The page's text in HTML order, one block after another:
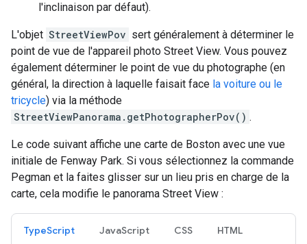
l'inclinaison par défaut).
L'objet StreetViewPov sert généralement à déterminer le
point de vue de l'appareil photo Street View. Vous pouvez
également déterminer le point de vue du photographe (en
général, la direction à laquelle faisait face la voiture ou le
tricycle) via la méthode
StreetViewPanorama.getPhotographerPov() .
Le code suivant affiche une carte de Boston avec une vue
initiale de Fenway Park. Si vous sélectionnez la commande
Pegman et la faites glisser sur un lieu pris en charge de la
carte, cela modifie le panorama Street View :
TypeScript JavaScript CSS HTML